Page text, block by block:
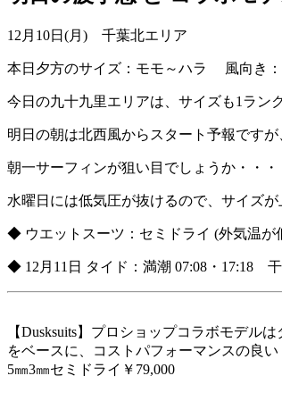
12月10日(月) 千葉北エリア
本日夕方のサイズ：モモ～ハラ 風向き
今日の九十九里エリアは、サイズも1ラン
明日の朝は北西風からスタート予報です
朝一サーフィンが狙い目でしょうか・・・
水曜日には低気圧が抜けるので、サイズが
◆ ウエットスーツ：セミドライ (外気温が
◆ 12月11日 タイド：満潮 07:08・17:18
【Dusksuits】プロショップコラボモデル
をベースに、コストパフォーマンスの良
5㎜3㎜セミドライ￥79,000